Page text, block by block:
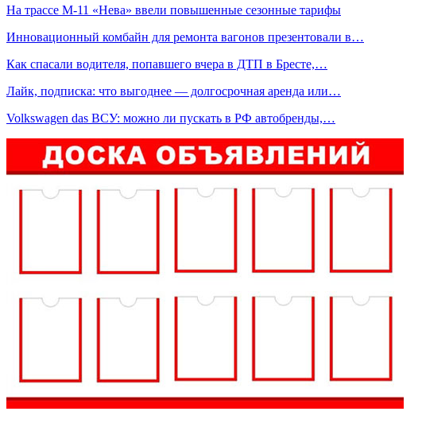
На трассе М-11 «Нева» ввели повышенные сезонные тарифы
Инновационный комбайн для ремонта вагонов презентовали в…
Как спасали водителя, попавшего вчера в ДТП в Бресте,…
Лайк, подписка: что выгоднее — долгосрочная аренда или…
Volkswagen das ВСУ: можно ли пускать в РФ автобренды,…